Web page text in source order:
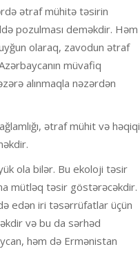
ətraf mühitə təsirin
pozulması deməkdir. Həm
olaraq, zavodun ətraf
müvafiq
alınmaqla nəzərdən
ətraf mühit və həqiqi
ola bilər. Bu ekoloji təsir
mütləq təsir göstərəcəkdir.
edən iri təsərrüfatlar üçün
və bu da sərhəd
həm də Ermənistan